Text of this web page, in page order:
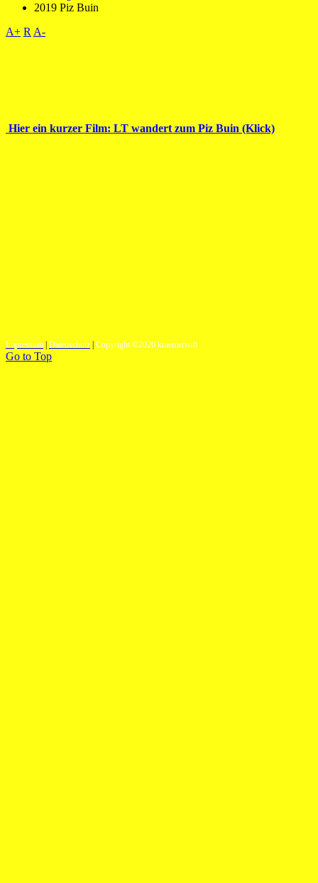
2019 Piz Buin
A+ R A-
Hier ein kurzer Film: LT wandert zum Piz Buin (Klick)
Impressum Datenschutz Copyright ©2026 kraemersoft
Go to Top